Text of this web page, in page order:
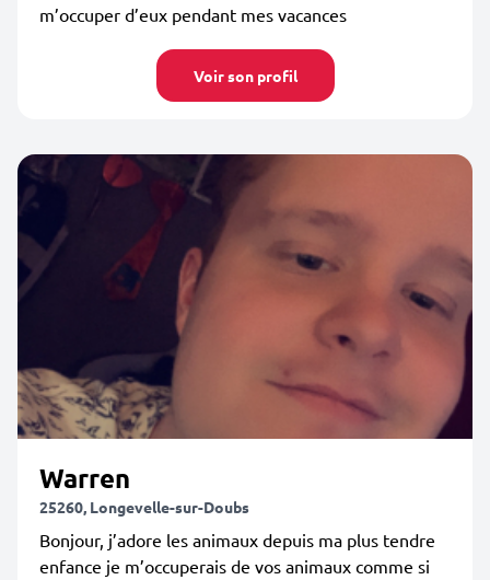
m’occuper d’eux pendant mes vacances
Voir son profil
Warren
25260, Longevelle-sur-Doubs
Bonjour, j’adore les animaux depuis ma plus tendre
enfance je m’occuperais de vos animaux comme si